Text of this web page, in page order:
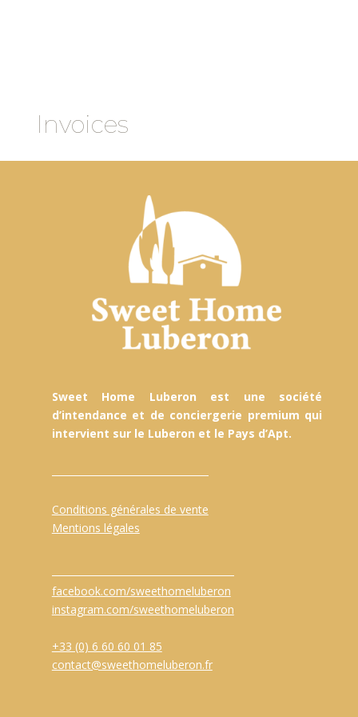
Invoices
Sweet Home Luberon est une société
d’intendance et de conciergerie premium qui
intervient sur le Luberon et le Pays d’Apt.
Conditions générales de vente
Mentions légales
facebook.com/sweethomeluberon
instagram.com/sweethomeluberon
+33 (0) 6 60 60 01 85
contact@sweethomeluberon.fr